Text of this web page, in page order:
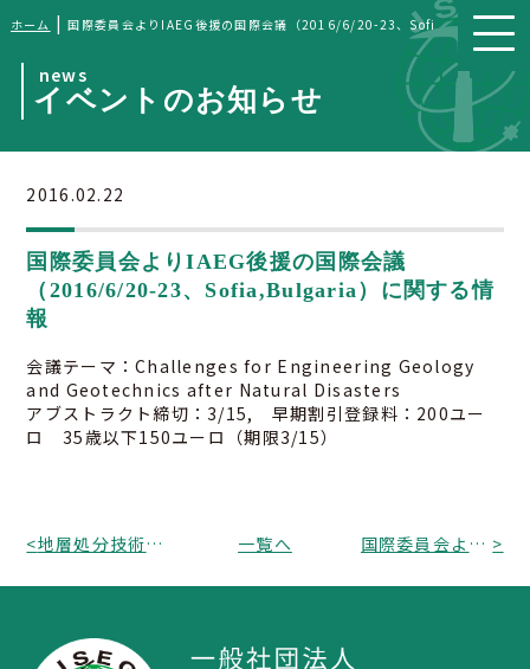
ホーム |国際委員会よりIAEG後援の国際会議（2016/6/20-23、Sofia,Bulgaria）
news
イベントのお知らせ
2016.02.22
国際委員会よりIAEG後援の国際会議
（2016/6/20-23、Sofia,Bulgaria）に関する情
報
会議テーマ：Challenges for Engineering Geology
and Geotechnics after Natural Disasters
アブストラクト締切：3/15, 早期割引登録料：200ユー
ロ 35歳以下150ユーロ（期限3/15）
< 地層処分技術WGにおける中間整理の説明会及び意見交換会のお知らせ 一覧へ 国際委員会より「35th IGCコングレスのアブストラクト受付延長」のお知らせ >